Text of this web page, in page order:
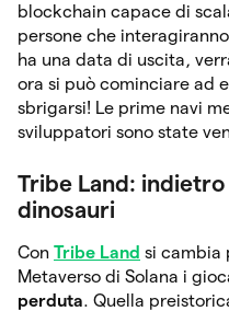
blockchain capace di
persone che
ha una data di uscita,
ora si può cominciare ad
sbrigarsi! Le prime navi
sviluppatori sono state
Tribe Land:
dinosauri
Con Tribe Land si cambia
Metaverso di Solana i
perduta. Quella